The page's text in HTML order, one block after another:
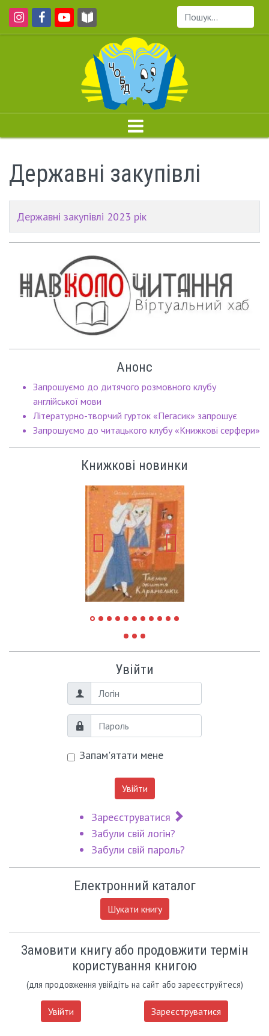
Пошук...
Державні закупівлі
Державні закупівлі 2023 рік
Анонс
Запрошуємо до дитячого розмовного клубу
англійської мови
Літературно-творчий гурток «Пегасик» запрошує
Запрошуємо до читацького клубу «Книжкові серфери»
Книжкові новинки
Увійти
Логін
Пароль
Запам'ятати мене
Увійти
Зареєструватися
Забули свій логін?
Забули свій пароль?
Електронний каталог
Шукати книгу
Замовити книгу або продовжити термін
користування книгою
(для продовження увійдіть на сайт або зареєструйтеся)
Увійти Зареєструватися